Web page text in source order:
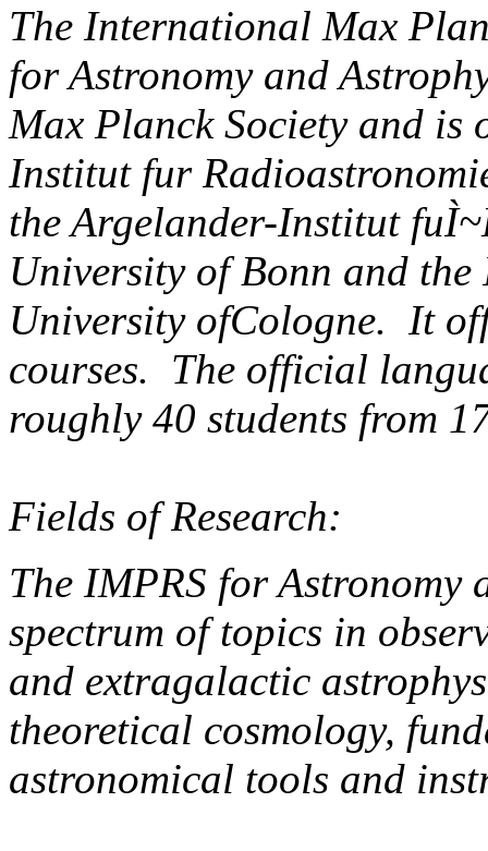
The International Max
for Astronomy and
Max Planck Society and is
Institut fur
the Argelander-Institut
University of Bonn and
University ofCologne. It
courses. The official
roughly 40 students from
Fields of Research:
The IMPRS for Astronomy
spectrum of topics in
and extragalactic
theoretical cosmology,
astronomical tools and